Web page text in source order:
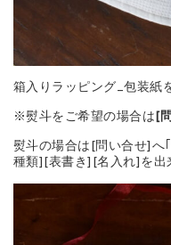
箱入りラッピング_包装紙
※熨斗をご希望の場合は [
熨斗の場合は[問い合せ]へ
種類][表書き][名入れ]を出